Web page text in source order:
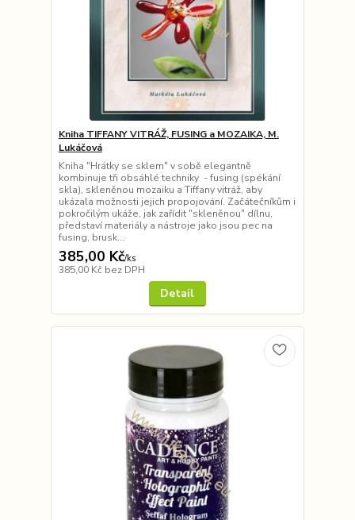
Kniha TIFFANY VITRÁŽ, FUSING a MOZAIKA, M.
Lukáčová
Kniha "Hrátky se sklem" v sobě elegantně
kombinuje tři obsáhlé techniky - fusing (spékání
skla), skleněnou mozaiku a Tiffany vitráž, aby
ukázala možnosti jejich propojování. Začátečníkům i
pokročilým ukáže, jak zařídit "skleněnou" dílnu,
představí materiály a nástroje jako jsou pec na
fusing, brusk...
385,00 Kč/ks
385,00 Kč bez DPH
Detail